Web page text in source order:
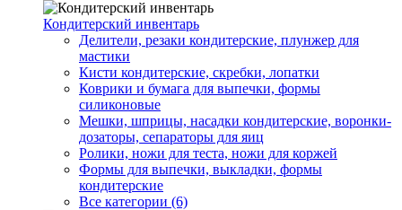
Кондитерский инвентарь
Делители, резаки кондитерские, плунжер для
мастики
Кисти кондитерские, скребки, лопатки
Коврики и бумага для выпечки, формы
силиконовые
Мешки, шприцы, насадки кондитерские, воронки-
дозаторы, сепараторы для яиц
Ролики, ножи для теста, ножи для коржей
Формы для выпечки, выкладки, формы
кондитерские
Все категории (6)